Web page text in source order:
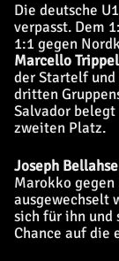
Die deutsche
verpasst. Dem
1:1 gegen
Marcello Trippel
der Startelf und
dritten
Salvador
zweiten Platz.
Joseph
Marokko
ausgewechselt
sich für ihn und
Chance auf die